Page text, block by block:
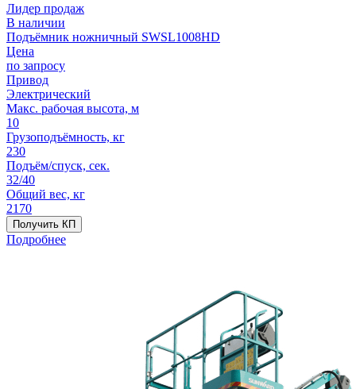
Лидер продаж
В наличии
Подъёмник ножничный SWSL1008HD
Цена
по запросу
Привод
Электрический
Макс. рабочая высота, м
10
Грузоподъёмность, кг
230
Подъём/спуск, сек.
32/40
Общий вес, кг
2170
Получить КП
Подробнее